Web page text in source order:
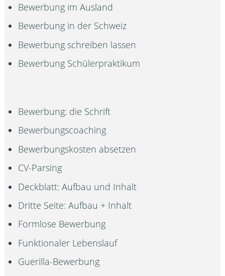
Bewerbung im Ausland
Bewerbung in der Schweiz
Bewerbung schreiben lassen
Bewerbung Schülerpraktikum
Bewerbung: die Schrift
Bewerbungscoaching
Bewerbungskosten absetzen
CV-Parsing
Deckblatt: Aufbau und Inhalt
Dritte Seite: Aufbau + Inhalt
Formlose Bewerbung
Funktionaler Lebenslauf
Guerilla-Bewerbung